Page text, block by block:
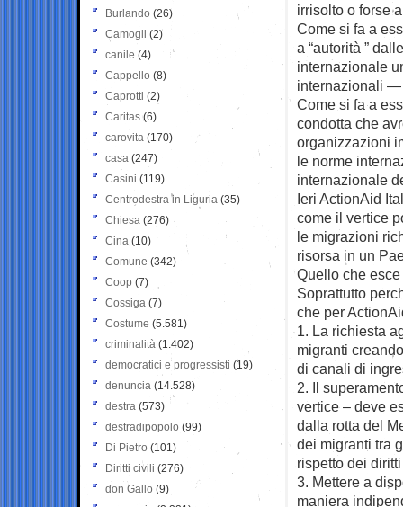
irrisolto o forse
Come si fa a
a “autorità ”
internazionale
internazionali —
Come si fa a
condotta che
organizzazioni
le norme
internazionale
Ieri ActionAid
come il vertice
le migrazioni
risorsa in un
Quello che
Soprattutto
che per
1. La richiesta
migranti
di canali di
2. Il
vertice – deve
dalla rotta del
dei migranti tra
rispetto dei
3. Mettere a
maniera
Burlando (26)
Camogli (2)
canile (4)
Cappello (8)
Caprotti (2)
Caritas (6)
carovita (170)
casa (247)
Casini (119)
Centrodestra in Liguria (35)
Chiesa (276)
Cina (10)
Comune (342)
Coop (7)
Cossiga (7)
Costume (5.581)
criminalità (1.402)
democratici e progressisti (19)
denuncia (14.528)
destra (573)
destradipopolo (99)
Di Pietro (101)
Diritti civili (276)
don Gallo (9)